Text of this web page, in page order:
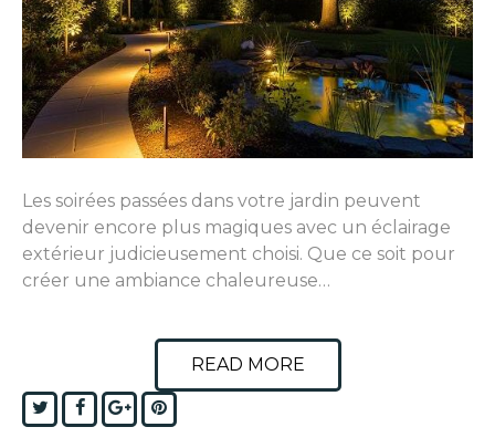
Les soirées passées dans votre jardin peuvent
devenir encore plus magiques avec un éclairage
extérieur judicieusement choisi. Que ce soit pour
créer une ambiance chaleureuse…
READ MORE
TwitterFacebook
Google+Pinterest